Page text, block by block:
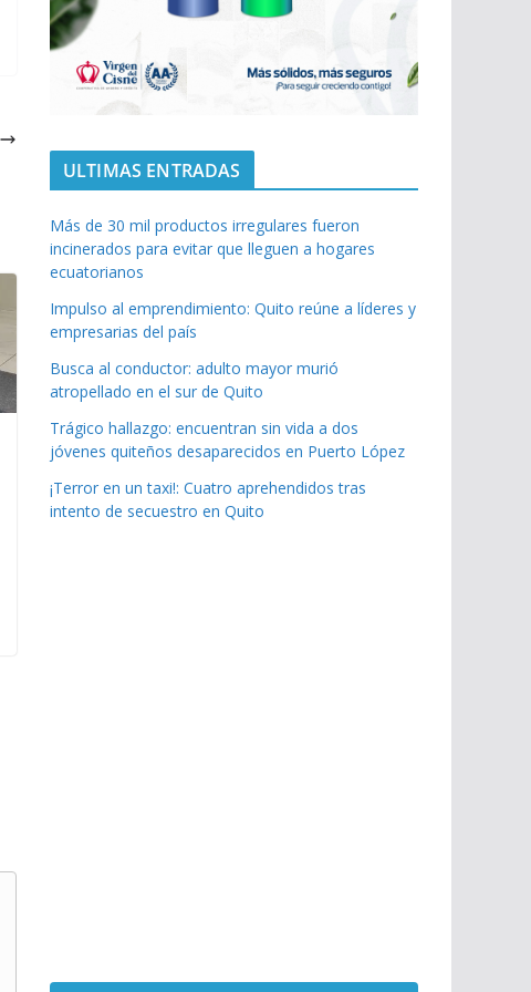
ULTIMAS ENTRADAS
Más de 30 mil productos irregulares fueron
incinerados para evitar que lleguen a hogares
ecuatorianos
Impulso al emprendimiento: Quito reúne a líderes y
empresarias del país
Busca al conductor: adulto mayor murió
atropellado en el sur de Quito
Trágico hallazgo: encuentran sin vida a dos
jóvenes quiteños desaparecidos en Puerto López
¡Terror en un taxi!: Cuatro aprehendidos tras
intento de secuestro en Quito